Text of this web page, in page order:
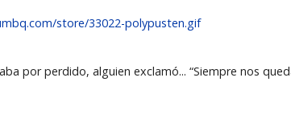
store/33022-polypusten.gif
por perdido, alguien exclamó... “Siempre nos